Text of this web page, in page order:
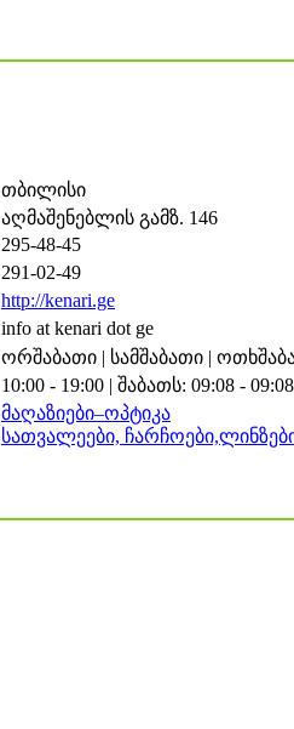
თბილისი
აღმაშენებლის გამზ. 146
295-48-45
291-02-49
http://kenari.ge
info at kenari dot ge
ორშაბათი | სამშაბათი |
10:00 - 19:00 | შაბათს: 09:08 -
მაღაზიები–ოპტიკა
სათვალეები,